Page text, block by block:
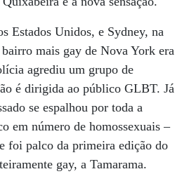
Estados Unidos, e Sydney, na
mais gay de Nova York era
agrediu um grupo de
é dirigida ao público GLBT. Já
se espalhou por toda a
em número de homossexuais –
foi palco da primeira edição do
gay, a Tamarama.